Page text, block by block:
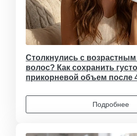
Столкнулись с
волос? Как сохранить
прикорневой объем после
Подробнее